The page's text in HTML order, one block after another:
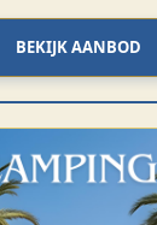
BEKIJK AANBOD